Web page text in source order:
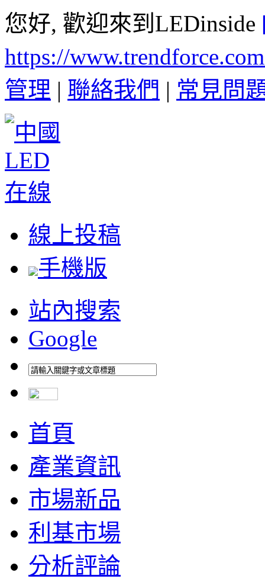
您好, 歡迎來到LEDinside
https://
管理 | 聯絡我們 | 常見問
線上投稿
手機版
站內搜索
Google
首頁
產業資訊
市場新品
利基市場
分析評論